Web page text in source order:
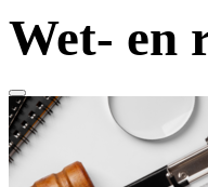
Wet- en